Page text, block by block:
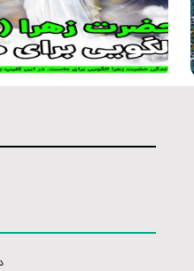
موشن گرافی